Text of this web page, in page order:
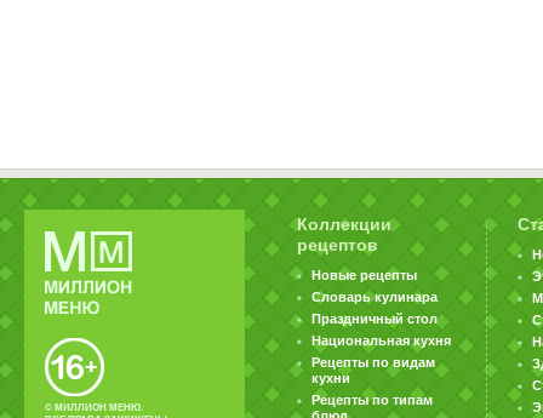
© МИЛЛИОН МЕНЮ.
Коллекции
рецептов
Новые рецепты
Словарь кулинара
Праздничный стол
Национальная кухня
Рецепты по видам
кухни
Рецепты по типам